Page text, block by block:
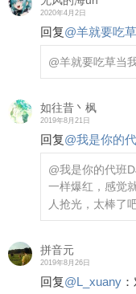
2020年4月2日
回复@羊就要吃草
@羊就要吃草当
如往昔丶枫
2019年8月21日
回复@我是你的
@我是你的代班
一样爆红，感觉
人抢光，太棒了
拼音元
2019年8月26日
回复@L_xuany ：